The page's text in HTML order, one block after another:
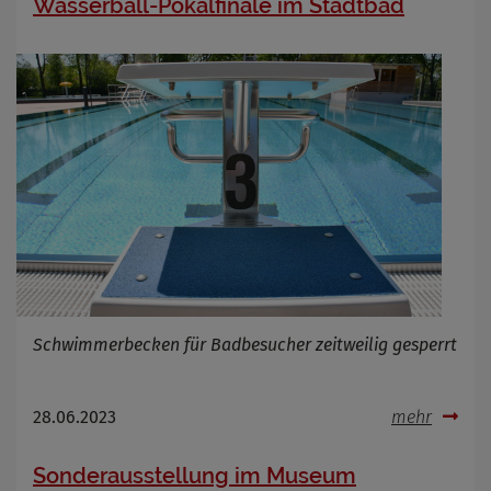
Schwimmerbecken für Badbesucher zeitweilig gesperrt
28.06.2023 mehr
Sonderausstellung im Museum
Cookie Name
Infos schließen